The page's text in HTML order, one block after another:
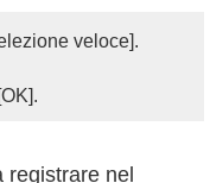
veloce].
nel